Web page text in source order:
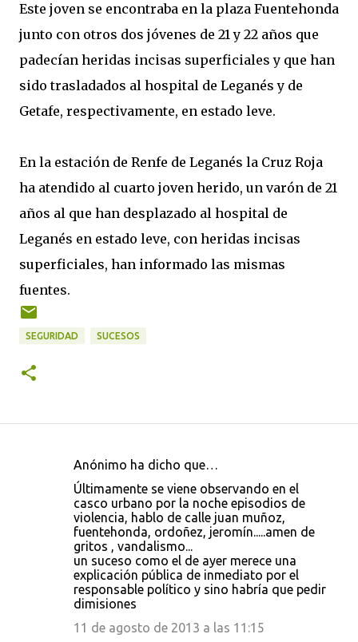
Este joven se encontraba en la plaza Fuentehonda
junto con otros dos jóvenes de 21 y 22 años que
padecían heridas incisas superficiales y que han
sido trasladados al hospital de Leganés y de
Getafe, respectivamente, en estado leve.
En la estación de Renfe de Leganés la Cruz Roja
ha atendido al cuarto joven herido, un varón de 21
años al que han desplazado al hospital de
Leganés en estado leve, con heridas incisas
superficiales, han informado las mismas
fuentes.
SEGURIDAD SUCESOS
Anónimo ha dicho que…
Últimamente se viene observando en el
casco urbano por la noche episodios de
violencia, hablo de calle juan muñoz,
fuentehonda, ordoñez, jeromín.....amen de
gritos , vandalismo...
un suceso como el de ayer merece una
explicación pública de inmediato por el
responsable político y sino habría que pedir
dimisiones
11 de agosto de 2013 a las 11:15